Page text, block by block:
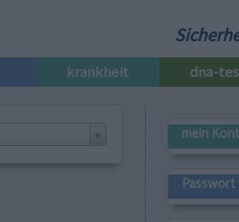
krankheit dna-
mein
Passwort